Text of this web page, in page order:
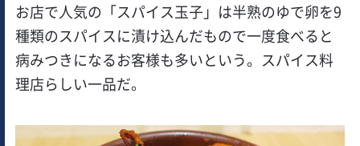
お店で人気の「スパイス玉子」は半熟のゆで卵を9
種類のスパイスに漬け込んだもので一度食べると
病みつきになるお客様も多いという。スパイス料
理店らしい一品だ。